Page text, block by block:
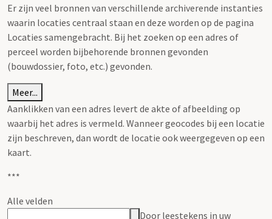
Er zijn veel bronnen van verschillende archiverende instanties
waarin locaties centraal staan en deze worden op de pagina
Locaties samengebracht. Bij het zoeken op een adres of
perceel worden bijbehorende bronnen gevonden
(bouwdossier, foto, etc.) gevonden.
Meer...
Aanklikken van een adres levert de akte of afbeelding op
waarbij het adres is vermeld. Wanneer geocodes bij een locatie
zijn beschreven, dan wordt de locatie ook weergegeven op een
kaart.
***
Alle velden
Door leestekens in uw